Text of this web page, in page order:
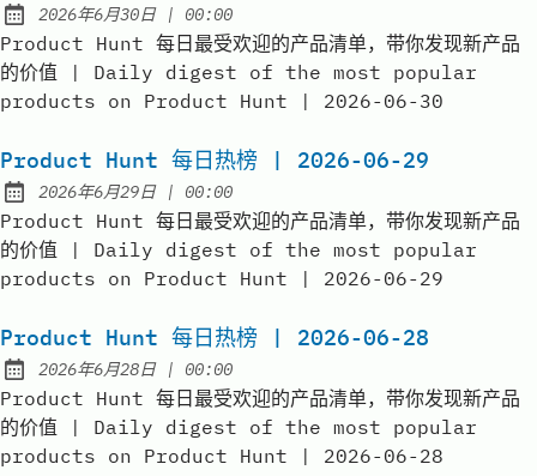
Published:
2026年6月30日| at
00:00
Product Hunt 每日最受欢迎的产品清单，带你发现新产品
的价值 | Daily digest of the most popular
products on Product Hunt | 2026-06-30
Product Hunt 每日热榜 | 2026-06-29
Published:
2026年6月29日| at
00:00
Product Hunt 每日最受欢迎的产品清单，带你发现新产品
的价值 | Daily digest of the most popular
products on Product Hunt | 2026-06-29
Product Hunt 每日热榜 | 2026-06-28
Published:
2026年6月28日| at
00:00
Product Hunt 每日最受欢迎的产品清单，带你发现新产品
的价值 | Daily digest of the most popular
products on Product Hunt | 2026-06-28